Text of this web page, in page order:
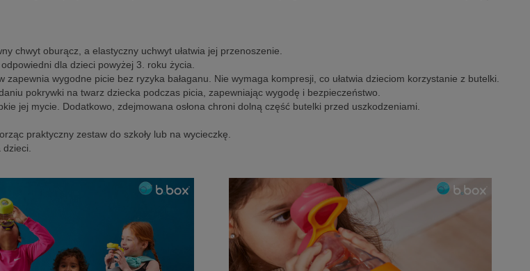
chwyt oburącz, a elastyczny uchwyt ułatwia jej przenoszenie.
dla dzieci powyżej 3. roku życia.
wygodne picie bez ryzyka bałaganu. Nie wymaga kompresji, co ułatwia dzieciom korzystanie z butelki.
pokrywki na twarz dziecka podczas picia, zapewniając wygodę i bezpieczeństwo.
jej mycie. Dodatkowo, zdejmowana osłona chroni dolną część butelki przed uszkodzeniami.
praktyczny zestaw do szkoły lub na wycieczkę.